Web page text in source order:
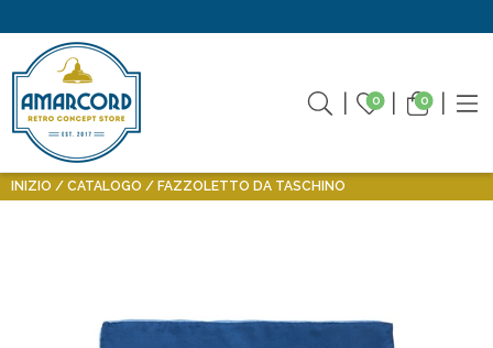
0 0
INIZIO CATALOGO FAZZOLETTO DA TASCHINO